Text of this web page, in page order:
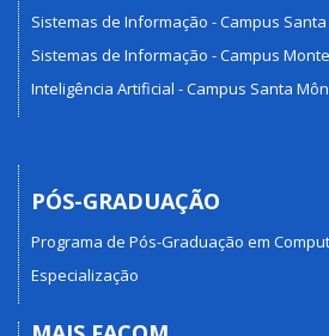
Sistemas de Informação - Campus
Sistemas de Informação - Campus
Inteligência Artificial - Campus Santa
PÓS-GRADUAÇÃO
Programa de Pós-Graduação em
Especialização